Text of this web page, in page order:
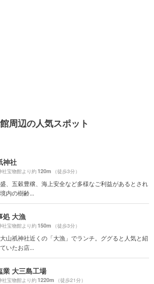
周辺の人気スポット
神社
社宝物館より約120m （徒歩3分）
、五穀豊穣、海上安全など多様なご利益があるとされ
内の樹齢...
処 大漁
社宝物館より約150m （徒歩3分）
山祇神社近くの「大漁」でランチ。ググると人気と紹
いたお店...
業 大三島工場
社宝物館より約1220m （徒歩21分）